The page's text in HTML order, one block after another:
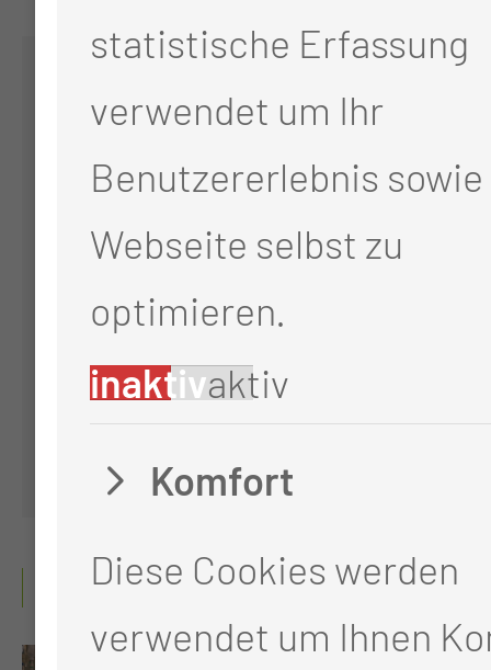
Zentrum
GALERIE
statistische Erfassung
verwendet um Ihr
Benutzererlebnis
Webseite selbst zu
optimieren.
inaktivaktiv
Komfort
Diese Cookies werden
verwendet um Ihnen